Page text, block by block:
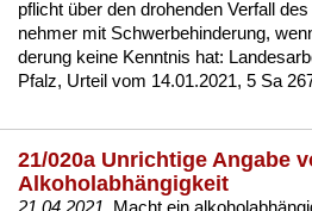
pflicht über den dro­hen­den Ver­fall
neh­mer mit Schwer­be­hin­de­rung,
de­rung kei­ne Kennt­nis hat:
Pfalz, Ur­teil vom 14.01.2021, 5 Sa
21/020a Unrichtige Angabe
Alkoholabhängigkeit